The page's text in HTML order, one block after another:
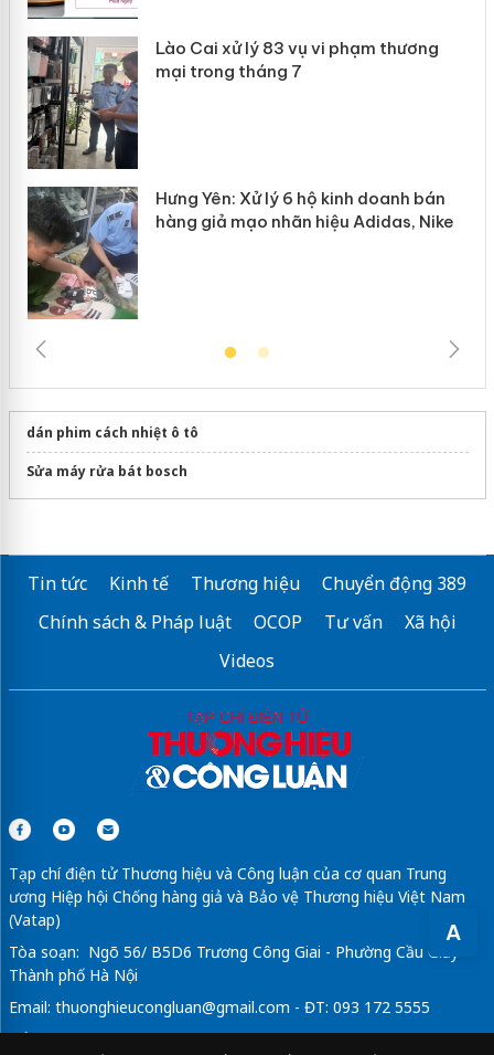
A
Lào Cai xử lý 83 vụ vi phạm thương
mại trong tháng 7
Hưng Yên: Xử lý 6 hộ kinh doanh bán
hàng giả mạo nhãn hiệu Adidas, Nike
dán phim cách nhiệt ô tô
Sửa máy rửa bát bosch
Tin tức Kinh tế Thương hiệu
Chuyển động 389
Chính sách & Pháp luật
OCOP Tư vấn
Xã hội
Videos
Tạp chí điện tử Thương hiệu và Công luận của cơ quan Trung
ương Hiệp hội Chống hàng giả và Bảo vệ Thương hiệu Việt Nam
(Vatap)
Tòa soạn: Ngõ 56/ B5D6 Trương Công Giai - Phường Cầu Giấy -
Thành phố Hà Nội
Email: thuonghieucongluan@gmail.com - ĐT: 093 172 5555
Tổng Biên Tập: Vũ Đức Thuận